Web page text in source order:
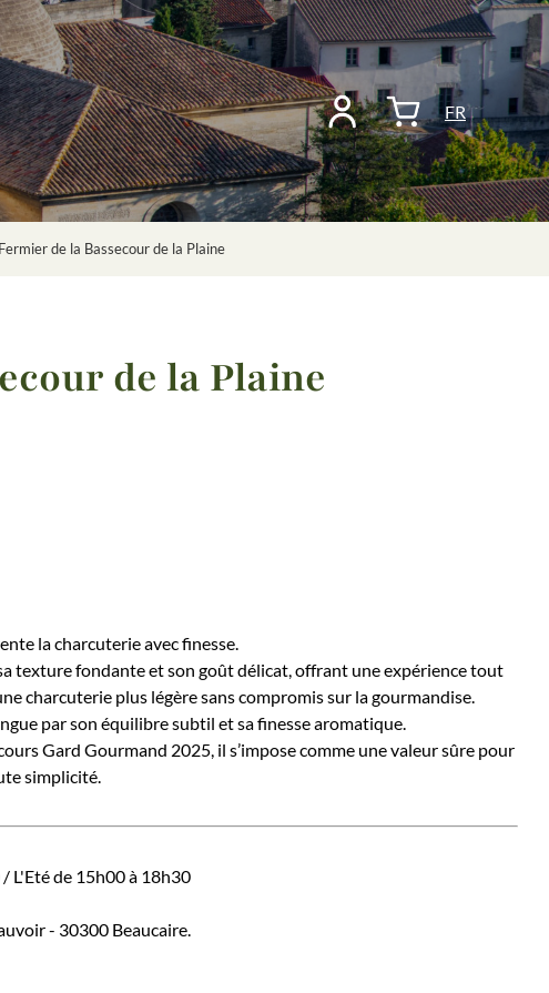
FR
de la Bassecour de la Plaine
de la Plaine
la charcuterie avec finesse.
texture fondante et son goût délicat, offrant une expérience tout
charcuterie plus légère sans compromis sur la gourmandise.
par son équilibre subtil et sa finesse aromatique.
Gard Gourmand 2025, il s’impose comme une valeur sûre pour
simplicité.
L'Eté de 15h00 à 18h30
- 30300 Beaucaire.